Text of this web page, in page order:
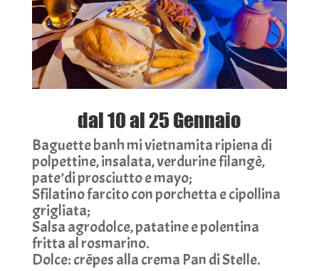
dal 10 al 25 Gennaio
Baguette banh mi vietnamita ripiena di
polpettine, insalata, verdurine filangè,
pate’di prosciutto e mayo;
Sfilatino farcito con porchetta e cipollina
grigliata;
Salsa agrodolce, patatine e polentina
fritta al rosmarino.
Dolce: crêpes alla crema Pan di Stelle.